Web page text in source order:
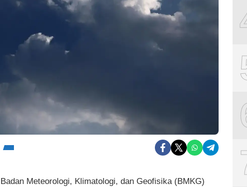
Badan Meteorologi, Klimatologi, dan Geofisika (BMKG)